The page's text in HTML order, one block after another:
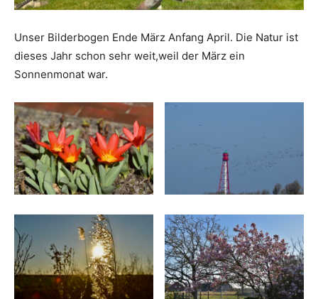
Unser Bilderbogen Ende März Anfang April. Die Natur ist
dieses Jahr schon sehr weit,weil der März ein
Sonnenmonat war.